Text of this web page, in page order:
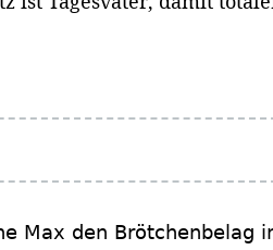
Max den Brötchenbelag